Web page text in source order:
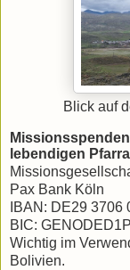
Blick auf
lebendigen
Pax Bank Köln
IBAN: DE29 3706
BIC:
Wichtig im
Bolivien.